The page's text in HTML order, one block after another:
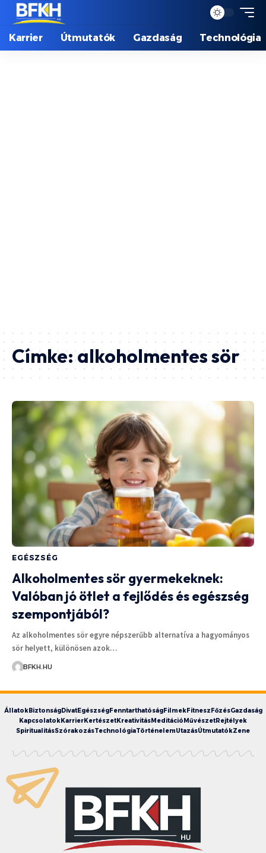
Karrier Útmutatók Gazdaság Technológia
Címke:alkoholmentes sör
EGÉSZSÉG
Alkoholmentes sör gyermekeknek:
Valóban jó ötlet a fejlődés és egészség
szempontjából?
Az alkoholmentes sör egyre népszerűbb alternatíva a hagyományos
sör helyett, különösen azok…
BFKH.HU
ÁllatokBiztonságDivatEgészségFenntarthatóságFilmekFitneszFőzésGazdaság
KapcsolatokKarrierKertészetKreativitásMeditációMűvészetRejtélyek
SpiritualitásSzórakozásTechnológiaTörténelemUtazásÚtmutatókZene